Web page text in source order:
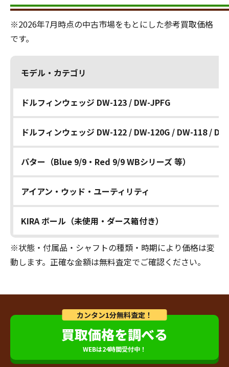
※2026年7月時点の中古市場をもとにした参考買取価格
です。
モデル・カテゴリ
ドルフィンウェッジ DW-123 / DW-JPFG
ドルフィンウェッジ DW-122 / DW-120G / DW-118 /
パター（Blue 9/9・Red 9/9 WBシリーズ 等）
アイアン・ウッド・ユーティリティ
KIRA ボール（未使用・ダース箱付き）
※状態・付属品・シャフトの種類・時期により価格は変
動します。正確な金額は無料査定でご確認ください。
カンタン1分無料査定！
買取価格を調べる
WEBは24時間受付中！